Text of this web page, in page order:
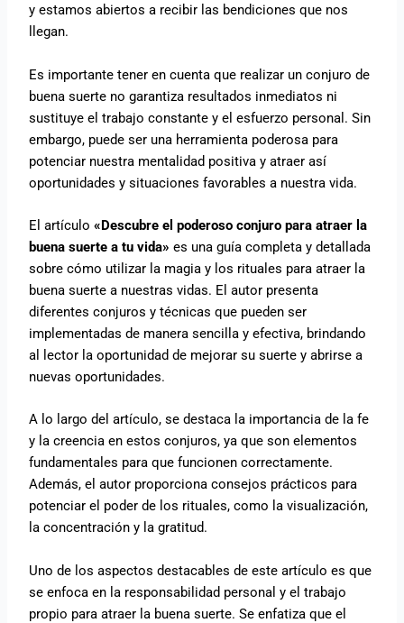
y estamos abiertos a recibir las bendiciones que nos
llegan.
Es importante tener en cuenta que realizar un conjuro de
buena suerte no garantiza resultados inmediatos ni
sustituye el trabajo constante y el esfuerzo personal. Sin
embargo, puede ser una herramienta poderosa para
potenciar nuestra mentalidad positiva y atraer así
oportunidades y situaciones favorables a nuestra vida.
El artículo «Descubre el poderoso conjuro para atraer la
buena suerte a tu vida» es una guía completa y detallada
sobre cómo utilizar la magia y los rituales para atraer la
buena suerte a nuestras vidas. El autor presenta
diferentes conjuros y técnicas que pueden ser
implementadas de manera sencilla y efectiva, brindando
al lector la oportunidad de mejorar su suerte y abrirse a
nuevas oportunidades.
A lo largo del artículo, se destaca la importancia de la fe
y la creencia en estos conjuros, ya que son elementos
fundamentales para que funcionen correctamente.
Además, el autor proporciona consejos prácticos para
potenciar el poder de los rituales, como la visualización,
la concentración y la gratitud.
Uno de los aspectos destacables de este artículo es que
se enfoca en la responsabilidad personal y el trabajo
propio para atraer la buena suerte. Se enfatiza que el